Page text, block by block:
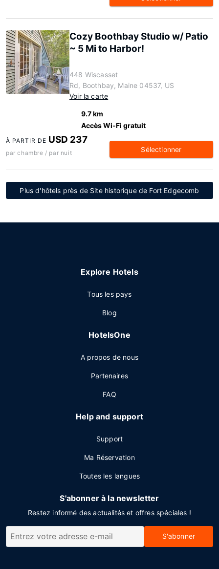
Cozy Boothbay Studio w/ Patio
~ 5 Mi to Harbor!
448 Wiscasset
Rd, Boothbay, Maine 04537, US
Voir la carte
9.7 km
Accès Wi-Fi gratuit
À PARTIR DE USD 237
par chambre / par nuit Sélectionner
Plus d'hôtels près de Site historique de Fort Edgecomb
Explore Hotels
Tous les pays
Blog
HotelsOne
A propos de nous
Partenaires
FAQ
Help and support
Support
Ma Réservation
Toutes les langues
S'abonner à la newsletter
Restez informé des actualités et offres spéciales !
S'abonner